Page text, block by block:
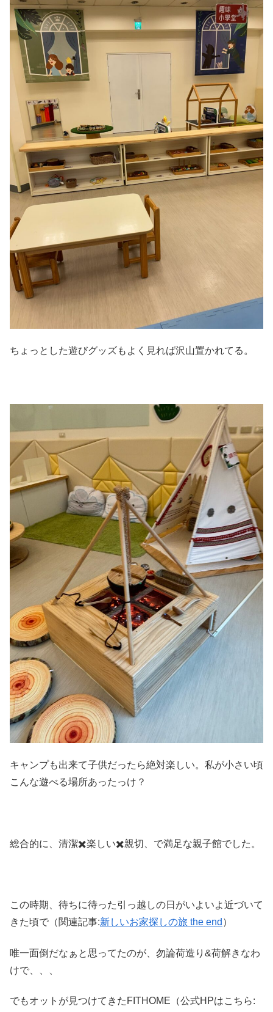
ちょっとした遊びグッズもよく見れば沢山置かれてる。
キャンプも出来て子供だったら絶対楽しい。私が小さい頃
こんな遊べる場所あったっけ？
総合的に、清潔✖️楽しい✖️親切、で満足な親子館でした。
この時期、待ちに待った引っ越しの日がいよいよ近づいて
きた頃で（関連記事:新しいお家探しの旅 the end ）
唯一面倒だなぁと思ってたのが、勿論荷造り&荷解きなわ
けで、、、
でもオットが見つけてきたFITHOME（公式HPはこちら: